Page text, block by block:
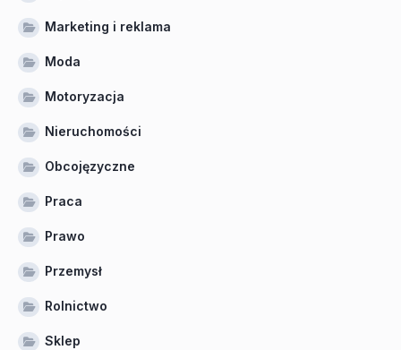
Marketing i reklama
Moda
Motoryzacja
Nieruchomości
Obcojęzyczne
Praca
Prawo
Przemysł
Rolnictwo
Sklep